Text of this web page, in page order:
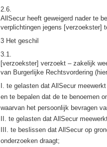
2.6.
AllSecur heeft geweigerd nader te
verplichtingen jegens [verzoekster]
3 Het geschil
3.1.
[verzoekster] verzoekt – zakelijk
van Burgerlijke Rechtsvordering
I. te gelasten dat AllSecur
en te bepalen dat de te benoemen
waarvan het persoonlijk bevragen
II. te gelasten dat AllSecur
III. te beslissen dat AllSecur op
onderzoeken draagt;